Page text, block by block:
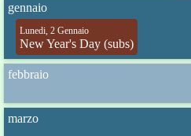
gennaio
Lunedi, 2 Gennaio
New Year's Day (subs)
febbraio
marzo